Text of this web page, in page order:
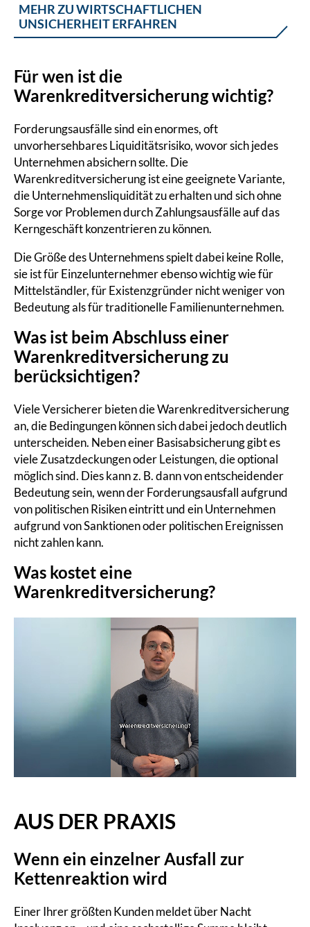
MEHR ZU WIRTSCHAFTLICHEN
UNSICHERHEIT ERFAHREN
Für wen ist die
Warenkreditversicherung wichtig?
Forderungsausfälle sind ein enormes, oft
unvorhersehbares Liquiditätsrisiko, wovor sich jedes
Unternehmen absichern sollte. Die
Warenkreditversicherung ist eine geeignete Variante,
die Unternehmensliquidität zu erhalten und sich ohne
Sorge vor Problemen durch Zahlungsausfälle auf das
Kerngeschäft konzentrieren zu können.
Die Größe des Unternehmens spielt dabei keine Rolle,
sie ist für Einzelunternehmer ebenso wichtig wie für
Mittelständler, für Existenzgründer nicht weniger von
Bedeutung als für traditionelle Familienunternehmen.
Was ist beim Abschluss einer
Warenkreditversicherung zu
berücksichtigen?
Viele Versicherer bieten die Warenkreditversicherung
an, die Bedingungen können sich dabei jedoch deutlich
unterscheiden. Neben einer Basisabsicherung gibt es
viele Zusatzdeckungen oder Leistungen, die optional
möglich sind. Dies kann z. B. dann von entscheidender
Bedeutung sein, wenn der Forderungsausfall aufgrund
von politischen Risiken eintritt und ein Unternehmen
aufgrund von Sanktionen oder politischen Ereignissen
nicht zahlen kann.
Was kostet eine
Warenkreditversicherung?
AUS DER PRAXIS
Wenn ein einzelner Ausfall zur
Kettenreaktion wird
Einer Ihrer größten Kunden meldet über Nacht